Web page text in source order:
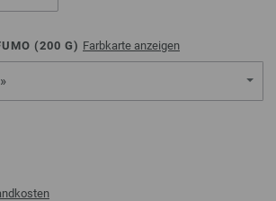
(200 G) Farbkarte anzeigen